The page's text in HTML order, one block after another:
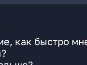
как быстро